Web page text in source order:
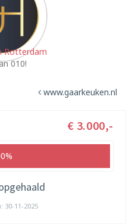
Rotterdam
010!
www.gaarkeuken.nl
€ 3.000,-
30-11-2025